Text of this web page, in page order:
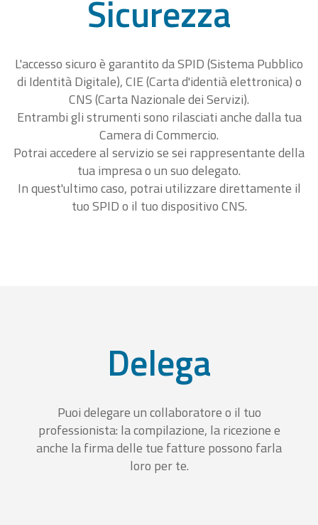
Sicurezza
L'accesso sicuro è garantito da SPID (Sistema Pubblico
di Identità Digitale), CIE (Carta d'identià elettronica) o
CNS (Carta Nazionale dei Servizi).
Entrambi gli strumenti sono rilasciati anche dalla tua
Camera di Commercio.
Potrai accedere al servizio se sei rappresentante della
tua impresa o un suo delegato.
In quest'ultimo caso, potrai utilizzare direttamente il
tuo SPID o il tuo dispositivo CNS.
Delega
Puoi delegare un collaboratore o il tuo
professionista: la compilazione, la ricezione e
anche la firma delle tue fatture possono farla
loro per te.